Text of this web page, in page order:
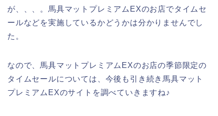
が、、、。馬具マットプレミアムEXのお店でタイムセ
ールなどを実施しているかどうかは分かりませんでし
た。
なので、馬具マットプレミアムEXのお店の季節限定の
タイムセールについては、今後も引き続き馬具マット
プレミアムEXのサイトを調べていきますね♪